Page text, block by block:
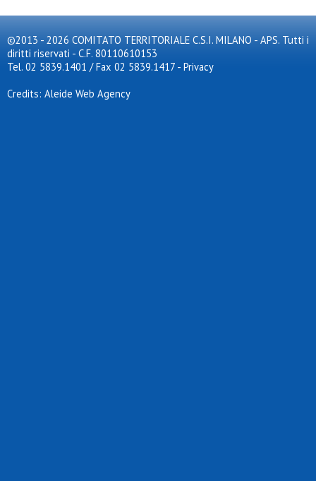
©2013 - 2026 COMITATO TERRITORIALE C.S.I. MILANO - APS. Tutti i
diritti riservati - C.F. 80110610153
Tel. 02 5839.1401 / Fax 02 5839.1417 - Privacy
Credits: Aleide Web Agency